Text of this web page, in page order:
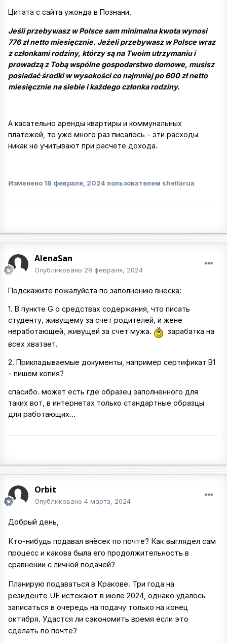
Цитата с сайта ужонда в Познани.
Jeśli przebywasz w Polsce sam minimalna kwota wynosi
776 zł netto miesięcznie. Jeżeli przebywasz w Polsce wraz
z członkami rodziny, którzy są na Twoim utrzymaniu i
prowadzą z Tobą wspólne gospodarstwo domowe, musisz
posiadać środki w wysokości co najmniej po 600 zł netto
miesięcznie na siebie i każdego członka rodziny.
А касательно аренды квартиры и коммунальных
платежей, то уже много раз писалось - эти расходы
никак не учитывают при расчете дохода.
Изменено 18 февраля, 2024 пользователем shellarua
AlenaSan
Опубликовано 29 февраля, 2024
Подскажите пожалуйста по заполнению внеска:
1. В пункте G о средствах содержания, что писать
студенту, живущему за счет родителей, и жене
неработающей, живущей за счет мужа.
зарабатка на
всех хватает.
2. Прикладываемые документы, например сертификат В1
- пишем копия?
спасибо. может есть где образец заполненного для
таких вот, в интернетах только стандартные образцы
для работающих...
Orbit
Опубликовано 4 марта, 2024
Добрый день,
Кто-нибудь подавал внёсек по почте? Как выглядел сам
процесс и какова была его продолжительность в
сравнении с личной подачей?
Планирую подаваться в Кракове. Три года на
резиденте UE истекают в июле 2024, однако удалось
записаться в очередь на подачу только на конец
октября. Удастся ли сэкономить время если это
сделать по почте?